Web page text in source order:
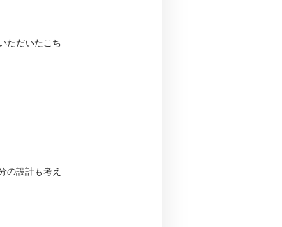
ただいたこち
の設計も考え